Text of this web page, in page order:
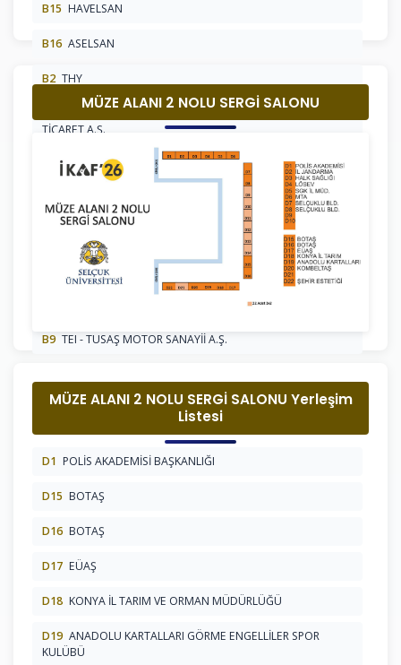
B15 HAVELSAN
B16 ASELSAN
B2 THY
TİCARET A.Ş.
EMLAK KATILIM BANKASI
HUĞLU AV TÜFEKLERİ KOOPERATİFİ
B9 TEI - TUSAŞ MOTOR SANAYİİ A.Ş.
MÜZE ALANI 2 NOLU SERGİ SALONU
MÜZE ALANI 2 NOLU SERGİ SALONU Yerleşim
Listesi
D1 POLİS AKADEMİSİ BAŞKANLIĞI
D15 BOTAŞ
D16 BOTAŞ
D17 EÜAŞ
D18 KONYA İL TARIM VE ORMAN MÜDÜRLÜĞÜ
D19 ANADOLU KARTALLARI GÖRME ENGELLİLER SPOR
KULÜBÜ